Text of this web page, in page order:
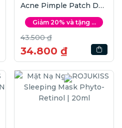
Acne Pimple Patch Day
Use | 36miếng
Giảm 20% và tặng ...
43.500 ₫
34.800 ₫